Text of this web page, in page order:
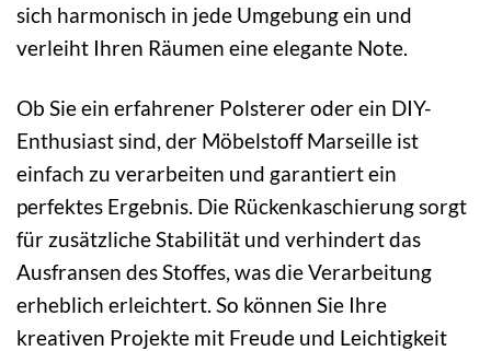
sich harmonisch in jede Umgebung ein und
verleiht Ihren Räumen eine elegante Note.
Ob Sie ein erfahrener Polsterer oder ein DIY-
Enthusiast sind, der Möbelstoff Marseille ist
einfach zu verarbeiten und garantiert ein
perfektes Ergebnis. Die Rückenkaschierung sorgt
für zusätzliche Stabilität und verhindert das
Ausfransen des Stoffes, was die Verarbeitung
erheblich erleichtert. So können Sie Ihre
kreativen Projekte mit Freude und Leichtigkeit